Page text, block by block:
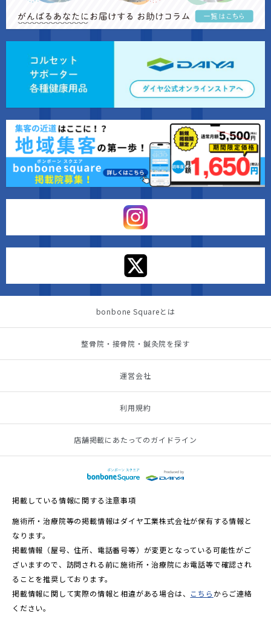
bonbone Squareとは
整骨院・接骨院・鍼灸院を探す
運営会社
利用規約
店舗掲載にあたってのガイドライン
掲載している情報に関する注意事項
施術所・治療院等の掲載情報はダイヤ工業株式会社が保有する情報と
なります。
掲載情報（屋号、住所、電話番号等）が変更となっている可能性がご
ざいますので、訪問される前に施術所・治療院にお電話等で確認され
ることを推奨しております。
掲載情報に関して実際の情報と相違がある場合は、 こちら からご連絡
ください。